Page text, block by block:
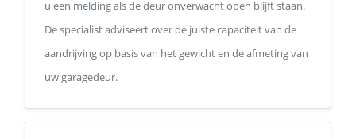
u een melding als de deur onverwacht open blijft staan.
De specialist adviseert over de juiste capaciteit van de
aandrijving op basis van het gewicht en de afmeting van
uw garagedeur.